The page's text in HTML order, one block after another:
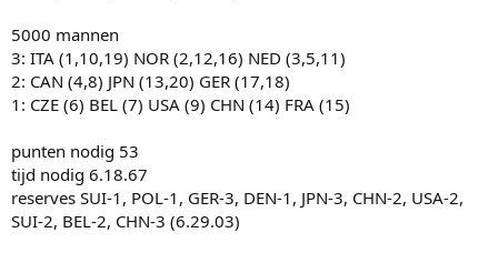
5000 mannen
3: ITA (1,10,19) NOR (2,12,16) NED (3,5,11)
2: CAN (4,8) JPN (13,20) GER (17,18)
1: CZE (6) BEL (7) USA (9) CHN (14) FRA (15)
punten nodig 53
tijd nodig 6.18.67
reserves SUI-1, POL-1, GER-3, DEN-1, JPN-3, CHN-2, USA-2,
SUI-2, BEL-2, CHN-3 (6.29.03)